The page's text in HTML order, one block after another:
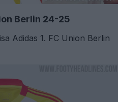
Berlin 24-25
Adidas 1. FC Union Berlin